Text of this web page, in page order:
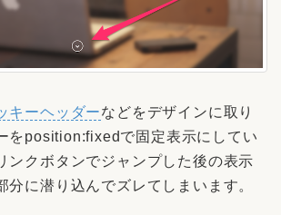
キーヘッダーなどをデザインに取り
をposition:fixedで固定表示にしてい
ンクボタンでジャンプした後の表示
分に潜り込んでズレてしまいます。